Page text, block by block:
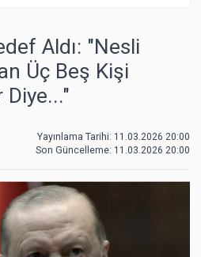
Aldı: "Nesli
Üç Beş Kişi
Diye..."
Yayınlama Tarihi: 11.03.2026 20:00
Son Güncelleme: 11.03.2026 20:00